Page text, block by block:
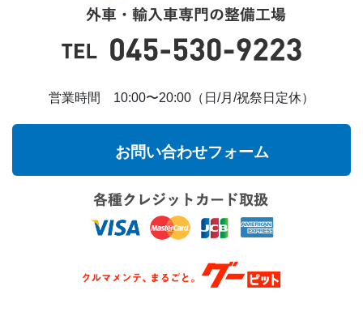
営業時間 10:00〜20:00（日/月/祝祭日定休）
お問い合わせフォーム